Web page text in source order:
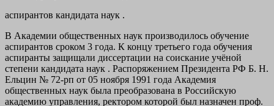
аспирантов кандидата наук .
В Академии общественных наук производилось обучение
аспирантов сроком 3 года. К концу третьего года обучения
аспиранты защищали диссертации на соискание учёной
степени кандидата наук . Распоряжением Президента РФ Б. Н.
Ельцин № 72-рп от 05 ноября 1991 года Академия
общественных наук была преобразована в Российскую
академию управления, ректором которой был назначен проф.